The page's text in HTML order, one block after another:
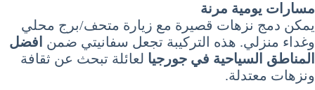
مسارات يومية مرنة
يمكن دمج نزهات قصيرة مع زيارة متحف/برج محلي
وغداء منزلي. هذه التركيبة تجعل سفانيتي ضمن افضل
المناطق السياحية في جورجيا لعائلة تبحث عن ثقافة
ونزهات معتدلة.